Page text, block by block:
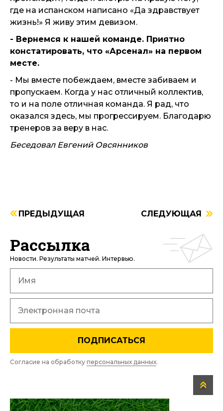
где на испанском написано «Да здравствует
жизнь!» Я живу этим девизом.
- Вернемся к нашей команде. Приятно
констатировать, что «Арсенал» на первом
месте.
- Мы вместе побеждаем, вместе забиваем и
пропускаем. Когда у нас отличный коллектив,
то и на поле отличная команда. Я рад, что
оказался здесь, мы прогрессируем. Благодарю
тренеров за веру в нас.
Беседовал Евгений Овсянников
ПРЕДЫДУЩАЯ СЛЕДУЮЩАЯ
Рассылка
Новости. Результаты матчей. Интервью.
ПОДПИСАТЬСЯ
Согласие на обработку персональных данных.